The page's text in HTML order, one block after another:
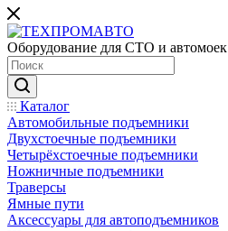
Оборудование для СТО и автомоек
Каталог
Автомобильные подъемники
Двухстоечные подъемники
Четырёхстоечные подъемники
Ножничные подъемники
Траверсы
Ямные пути
Аксессуары для автоподъемников